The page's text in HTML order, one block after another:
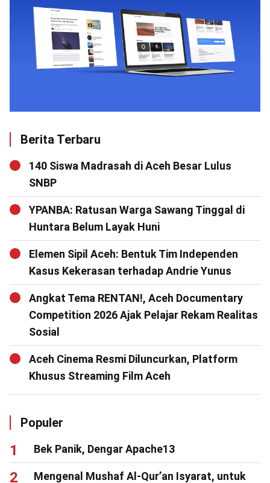
Berita Terbaru
140 Siswa Madrasah di Aceh Besar Lulus
SNBP
YPANBA: Ratusan Warga Sawang Tinggal di
Huntara Belum Layak Huni
Elemen Sipil Aceh: Bentuk Tim Independen
Kasus Kekerasan terhadap Andrie Yunus
Angkat Tema RENTAN!, Aceh Documentary
Competition 2026 Ajak Pelajar Rekam Realitas
Sosial
Aceh Cinema Resmi Diluncurkan, Platform
Khusus Streaming Film Aceh
Populer
Bek Panik, Dengar Apache13
Mengenal Mushaf Al-Qur’an Isyarat, untuk